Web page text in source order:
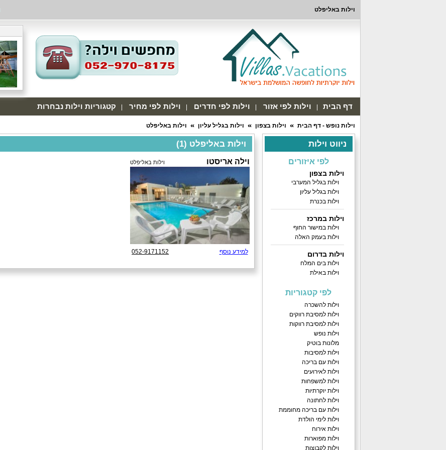
וילות באליפלט
דף הבית וילות לפי אזור וילות לפי חדרים וילות לפי מחיר קטגוריות וילות נבחרות
וילות נופש - דף הבית וילות בצפון וילות בגליל עליון וילות באליפלט
ניווט וילות
לפי איזורים
וילות בצפון
וילות בגליל המערבי
וילות בגליל עליון
וילות בכנרת
וילות במרכז
וילות במישור החוף
וילות בעמק האלה
וילות בדרום
וילות בים המלח
וילות באילת
לפי קטגוריות
וילות להשכרה
וילות למסיבת רווקים
וילות למסיבת רווקות
וילות נופש
מלונות בוטיק
וילות למסיבות
וילות עם בריכה
וילות לאירועים
וילות למשפחות
וילות יוקרתיות
וילות לחתונה
וילות עם בריכה מחוממת
וילות לימי הולדת
וילות אירוח
וילות מפוארות
וילות לקבוצות
וילות באליפלט (1)
וילה אריסטו וילות באליפלט
למידע נוסף 052-9171152